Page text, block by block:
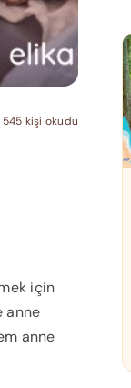
545 kişi okudu
için
anne
anne